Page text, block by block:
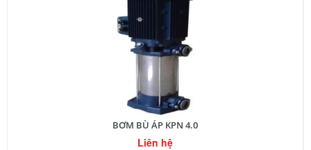
BƠM BÙ ÁP KPN 4.0
Liên hệ